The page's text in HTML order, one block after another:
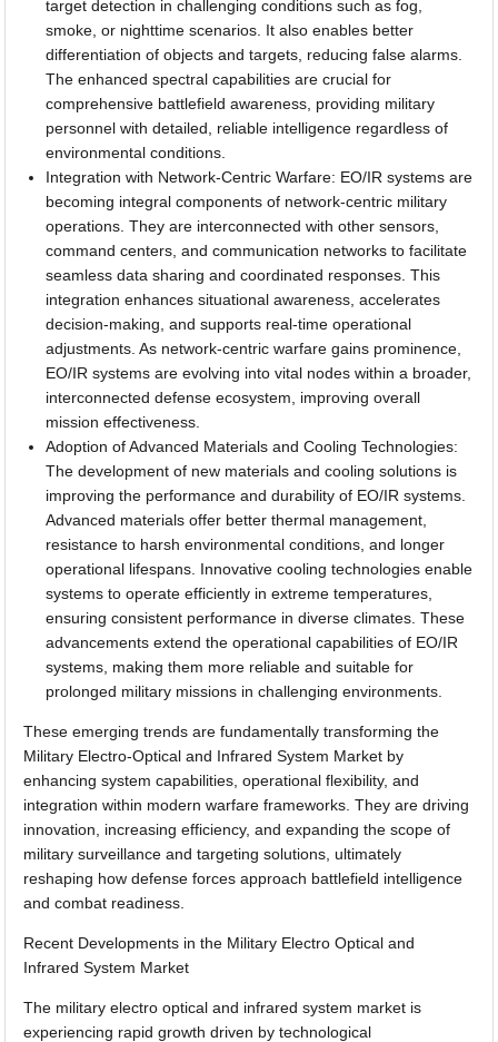
target detection in challenging conditions such as fog,
smoke, or nighttime scenarios. It also enables better
differentiation of objects and targets, reducing false alarms.
The enhanced spectral capabilities are crucial for
comprehensive battlefield awareness, providing military
personnel with detailed, reliable intelligence regardless of
environmental conditions.
Integration with Network-Centric Warfare: EO/IR systems are
becoming integral components of network-centric military
operations. They are interconnected with other sensors,
command centers, and communication networks to facilitate
seamless data sharing and coordinated responses. This
integration enhances situational awareness, accelerates
decision-making, and supports real-time operational
adjustments. As network-centric warfare gains prominence,
EO/IR systems are evolving into vital nodes within a broader,
interconnected defense ecosystem, improving overall
mission effectiveness.
Adoption of Advanced Materials and Cooling Technologies:
The development of new materials and cooling solutions is
improving the performance and durability of EO/IR systems.
Advanced materials offer better thermal management,
resistance to harsh environmental conditions, and longer
operational lifespans. Innovative cooling technologies enable
systems to operate efficiently in extreme temperatures,
ensuring consistent performance in diverse climates. These
advancements extend the operational capabilities of EO/IR
systems, making them more reliable and suitable for
prolonged military missions in challenging environments.
These emerging trends are fundamentally transforming the
Military Electro-Optical and Infrared System Market by
enhancing system capabilities, operational flexibility, and
integration within modern warfare frameworks. They are driving
innovation, increasing efficiency, and expanding the scope of
military surveillance and targeting solutions, ultimately
reshaping how defense forces approach battlefield intelligence
and combat readiness.
Recent Developments in the Military Electro Optical and
Infrared System Market
The military electro optical and infrared system market is
experiencing rapid growth driven by technological